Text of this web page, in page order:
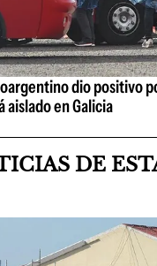
dio positivo
aislado en Galicia
DE